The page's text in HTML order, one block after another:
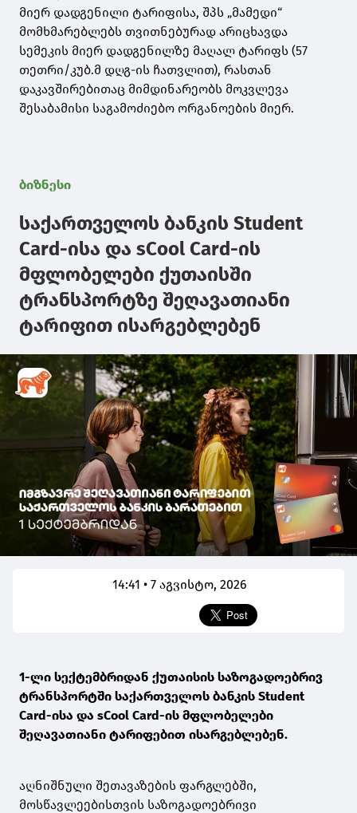
მიერ დადგენილი ტარიფისა, შპს „მამედი“
მომხმარებლებს თვითნებურად არიცხავდა
სემეკის მიერ დადგენილზე მაღალ ტარიფს (57
თეთრი/კუბ.მ დღგ-ის ჩათვლით), რასთან
დაკავშირებითაც მიმდინარეობს მოკვლევა
შესაბამისი საგამოძიებო ორგანოების მიერ.
ბიზნესი
საქართველოს ბანკის Student
Card-ისა და sCool Card-ის
მფლობელები ქუთაისში
ტრანსპორტზე შეღავათიანი
ტარიფით ისარგებლებენ
14:41 • 7 აგვისტო, 2026
1-ლი სექტემბრიდან ქუთაისის საზოგადოებრივ
ტრანსპორტში საქართველოს ბანკის Student
Card-ისა და sCool Card-ის მფლობელები
შეღავათიანი ტარიფებით ისარგებლებენ.
აღნიშნული შეთავაზების ფარგლებში,
მოსწავლეებისთვის საზოგადოებრივი